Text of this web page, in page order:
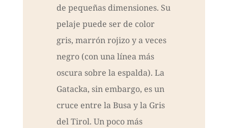
de pequeñas dimensiones. Su
pelaje puede ser de color
gris, marrón rojizo y a veces
negro (con una línea más
oscura sobre la espalda). La
Gatacka, sin embargo, es un
cruce entre la Busa y la Gris
del Tirol. Un poco más